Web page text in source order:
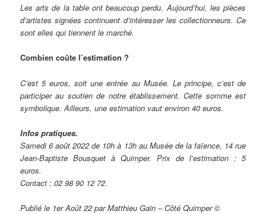
Les arts de la table ont beaucoup perdu. Aujourd’hui, les pièces
d’artistes signées continuent d’intéresser les collectionneurs. Ce
sont elles qui tiennent le marché.
Combien coûte l’estimation ?
C’est 5 euros, soit une entrée au Musée. Le principe, c’est de
participer au soutien de notre établissement. Cette somme est
symbolique. Ailleurs, une estimation vaut environ 40 euros.
Infos pratiques.
Samedi 6 août 2022 de 10h à 13h au Musée de la faïence, 14 rue
Jean-Baptiste Bousquet à Quimper. Prix de l’estimation : 5
euros.
Contact : 02 98 90 12 72.
Publié le 1er Août 22 par Matthieu Gain – Côté Quimper ©